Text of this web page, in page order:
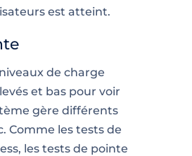
est atteint.
de charge
et bas pour voir
gère différents
Comme les tests de
les tests de pointe